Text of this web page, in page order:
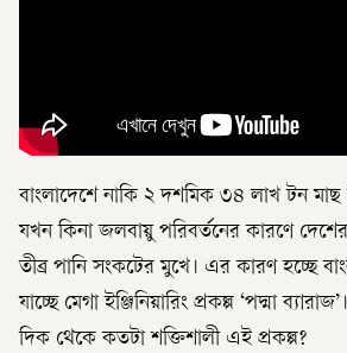
বাংলাদেশে নাকি ২ দশমিক ৩৪ লাখ টন মাছ
যখন কিনা জলবায়ু পরিবর্তনের কারণে
তীব্র পানি সংকটের মুখে। এর কারণ হচ্ছে
যাচ্ছে মেগা ইঞ্জিনিয়ারিং প্রকল্প ‘পদ্মা
দিক থেকে কতটা শক্তিশালী এই প্রকল্প?